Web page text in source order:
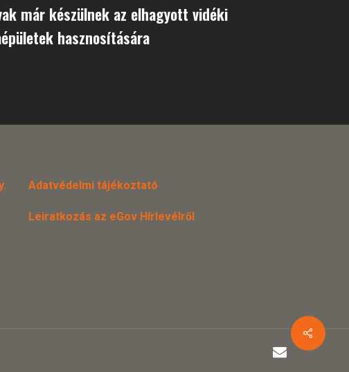
már készülnek az elhagyott vidéki
hasznosítására
Adatvédelmi tájékoztató
Leiratkozás az eGov Hírlevélről
email